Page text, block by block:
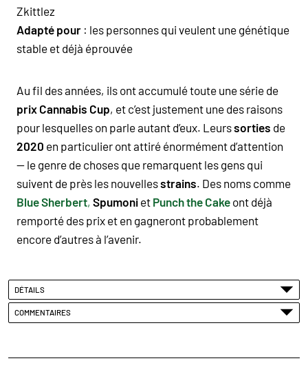
Zkittlez
Adapté pour : les personnes qui veulent une génétique
stable et déjà éprouvée
Au fil des années, ils ont accumulé toute une série de
prix Cannabis Cup, et c’est justement une des raisons
pour lesquelles on parle autant d’eux. Leurssorties de
2020 en particulier ont attiré énormément d’attention
— le genre de choses que remarquent les gens qui
suivent de près les nouvellesstrains. Des noms comme
Blue Sherbert, Spumoni et Punch the Cake ont déjà
remporté des prix et en gagneront probablement
encore d’autres à l’avenir.
DÉTAILS
COMMENTAIRES